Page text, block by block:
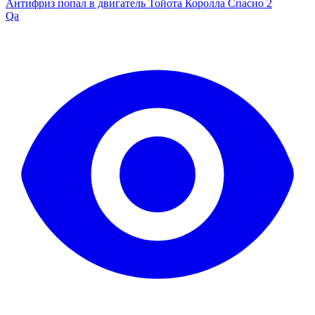
Антифриз попал в двигатель Тойота Королла Спасио 2
Qa